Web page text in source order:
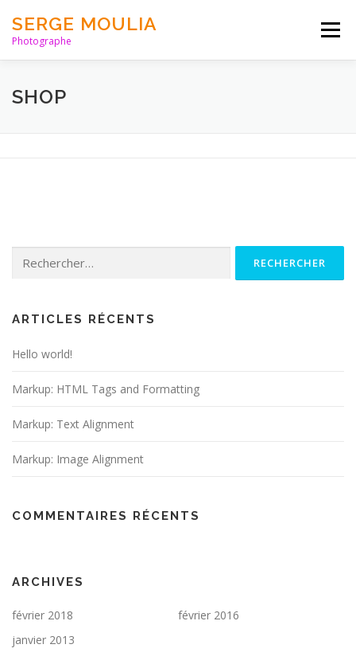
contenu
SERGE MOULIA
Photographe
Menu
HOME
SHOP
ARTICLES RÉCENTS
Hello world!
Markup: HTML Tags and Formatting
Markup: Text Alignment
Markup: Image Alignment
COMMENTAIRES RÉCENTS
ARCHIVES
février 2018
février 2016
janvier 2013